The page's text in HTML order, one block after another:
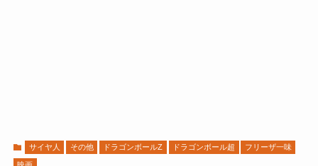
サイヤ人 その他 ドラゴンボールZ ドラゴンボール超 フリーザ一味
映画